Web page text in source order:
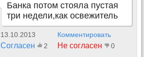
Банка потом стояла пустая
три недели,как освежитель
13.10.2013 Комментировать
Согласен 2 Не согласен 0